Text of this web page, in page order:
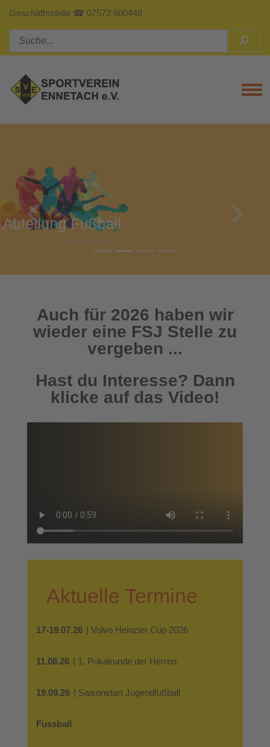
Geschäftsstelle ☎ 07572 600448
Abteilung Turnen
Previous
Auch für 2026 haben wir
wieder eine FSJ Stelle zu
vergeben ...
Hast du Interesse? Dann
klicke auf das Video!
Aktuelle Termine
17-19.07.26 | Volvo Heinzler Cup 2026
11.08.26 | 1. Pokalrunde der Herren
19.09.26 | Saisonstart Jugendfußball
Fussball